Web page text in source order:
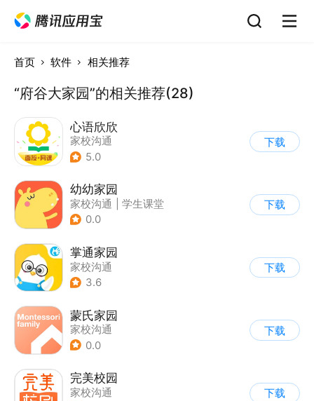
首页 软件 相关推荐
“府谷大家园”的相关推荐(28)
心语欣欣
家校沟通
5.0
下载
幼幼家园
家校沟通
学生课堂
0.0
下载
掌通家园
家校沟通
3.6
下载
蒙氏家园
家校沟通
0.0
下载
完美校园
家校沟通
下载